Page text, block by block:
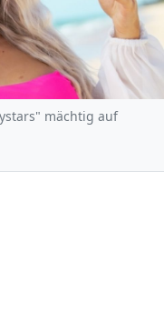
mächtig auf